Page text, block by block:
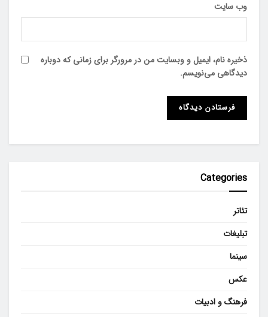
وب‌ سایت
ذخیره نام، ایمیل و وبسایت من در مرورگر برای زمانی که دوباره
دیدگاهی می‌نویسم.
Categories
تئاتر
تبلیغات
سینما
عکس
فرهنگ و ادبیات